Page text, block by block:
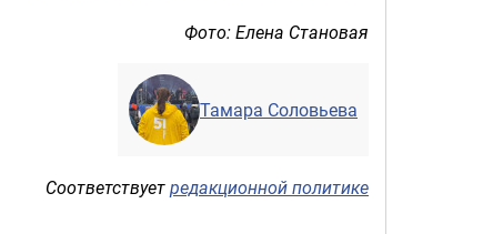
Фото: Елена Становая
Тамара Соловьева
Соответствуетредакционной политике